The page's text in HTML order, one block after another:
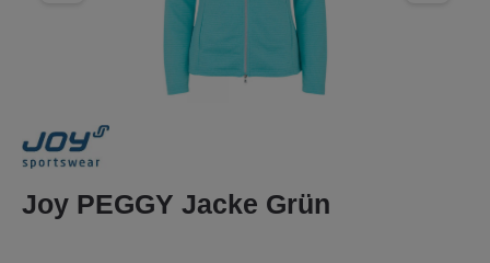
Joy PEGGY Jacke Grün